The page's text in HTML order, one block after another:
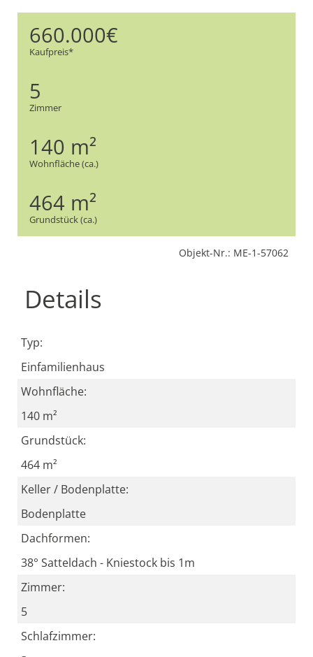
660.000€
Kaufpreis*
5
Zimmer
140 m²
Wohnfläche (ca.)
464 m²
Grundstück (ca.)
Objekt-Nr.: ME-1-57062
Details
Typ:
Einfamilienhaus
Wohnfläche:
140 m²
Grundstück:
464 m²
Keller / Bodenplatte:
Bodenplatte
Dachformen:
38° Satteldach - Kniestock bis 1m
Zimmer:
5
Schlafzimmer: